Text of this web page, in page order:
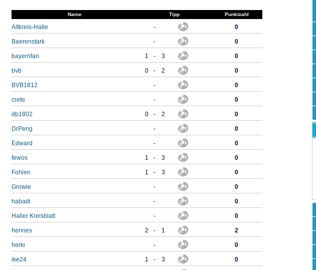
Name Tipp Punktzahl
Altkreis-Halle - 0
Baerenstark - 0
bayernfan 1 - 3 0
bvb 0 - 2 0
BVB1812 - 0
crete - 0
db1802 0 - 2 0
DrPeng - 0
Edward - 0
fewos 1 - 3 0
Fohlen 1 - 3 0
Growie - 0
habadi - 0
Haller Kreisblatt - 0
hennes 2 - 1 2
herki - 0
ike24 1 - 3 0